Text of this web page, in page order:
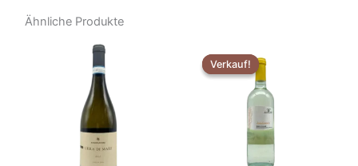
Ähnliche Produkte
Verkauf!
Verkauf!
ursprüngliche
war:
€4,49.